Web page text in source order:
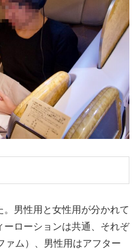
男性用と女性用が分かれて
ローションは共通、それぞ
ァム）、男性用はアフター